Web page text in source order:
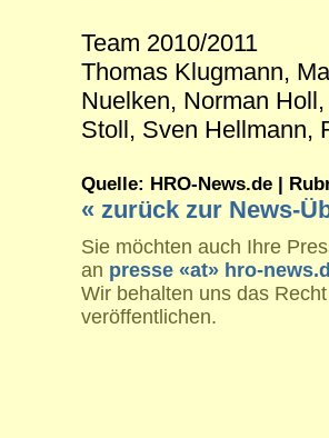
Team 2010/2011
Thomas Klugmann,
Nuelken, Norman
Stoll, Sven Hellmann,
Quelle: HRO-News.de |
« zurück zur News-
Sie möchten auch Ihre
an presse «at» hro-
Wir behalten uns das
veröffentlichen.